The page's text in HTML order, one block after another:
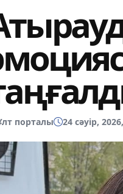
порталы 24 сәуір,